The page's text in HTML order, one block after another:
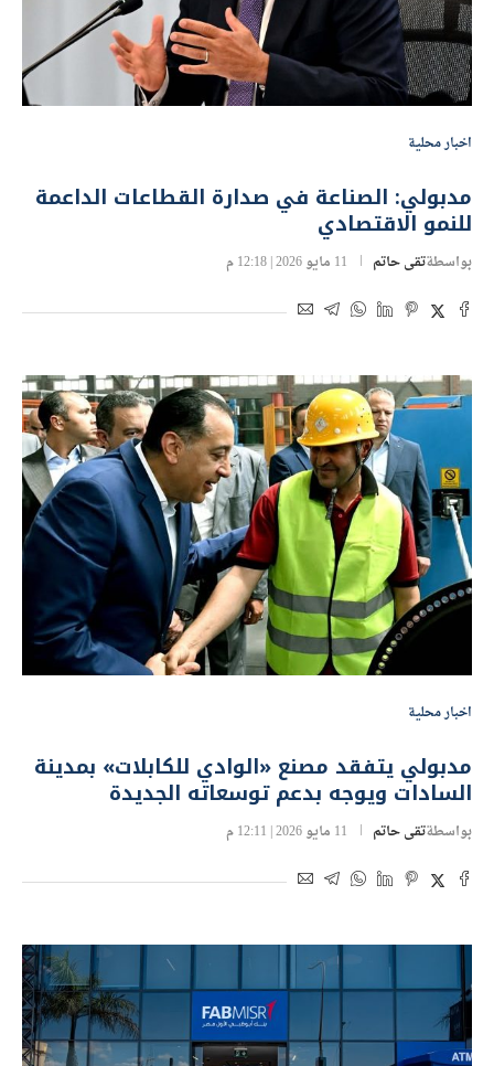
اخبار محلية
مدبولي: الصناعة في صدارة القطاعات الداعمة
للنمو الاقتصادي
بواسطةتقى حاتم 11 مايو 2026 | 12:18 م
اخبار محلية
مدبولي يتفقد مصنع «الوادي للكابلات» بمدينة
السادات ويوجه بدعم توسعاته الجديدة
بواسطةتقى حاتم 11 مايو 2026 | 12:11 م